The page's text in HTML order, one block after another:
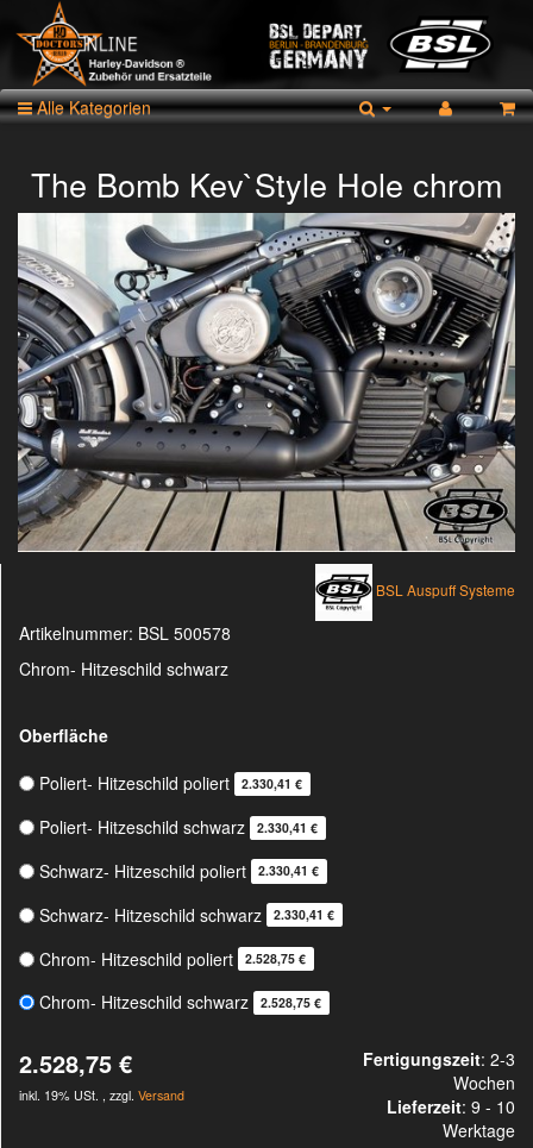
Alle Kategorien
The Bomb Kev`Style Hole chrom
BSL Auspuff Systeme
Artikelnummer: BSL 500578
Chrom- Hitzeschild schwarz
Oberfläche
Poliert- Hitzeschild poliert
2.330,41 €
Poliert- Hitzeschild schwarz 2.330,41 €
Schwarz- Hitzeschild poliert 2.330,41 €
Schwarz- Hitzeschild schwarz 2.330,41 €
Chrom- Hitzeschild poliert 2.528,75 €
Chrom- Hitzeschild schwarz 2.528,75 €
2.528,75 €
inkl. 19% USt. , zzgl. Versand
Fertigungszeit: 2-3
Wochen
Lieferzeit: 9 - 10
Werktage